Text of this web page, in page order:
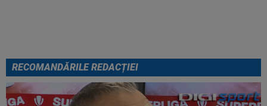
RECOMANDĂRILE REDACȚIEI